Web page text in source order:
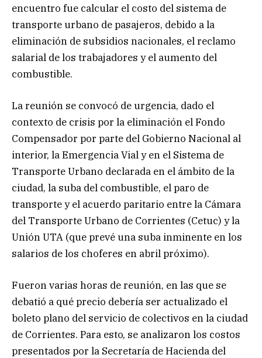
encuentro fue calcular el costo del sistema de
transporte urbano de pasajeros, debido a la
eliminación de subsidios nacionales, el reclamo
salarial de los trabajadores y el aumento del
combustible.
La reunión se convocó de urgencia, dado el
contexto de crisis por la eliminación el Fondo
Compensador por parte del Gobierno Nacional al
interior, la Emergencia Vial y en el Sistema de
Transporte Urbano declarada en el ámbito de la
ciudad, la suba del combustible, el paro de
transporte y el acuerdo paritario entre la Cámara
del Transporte Urbano de Corrientes (Cetuc) y la
Unión UTA (que prevé una suba inminente en los
salarios de los choferes en abril próximo).
Fueron varias horas de reunión, en las que se
debatió a qué precio debería ser actualizado el
boleto plano del servicio de colectivos en la ciudad
de Corrientes. Para esto, se analizaron los costos
presentados por la Secretaría de Hacienda del